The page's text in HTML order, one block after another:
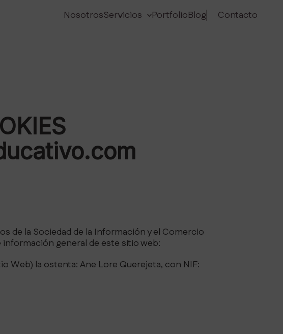
NosotrosServicios PortfolioBlog Contacto
de la Sociedad de la Información y el Comercio
general de este sitio web:
Web) la ostenta: Ane Lore Querejeta, con NIF: